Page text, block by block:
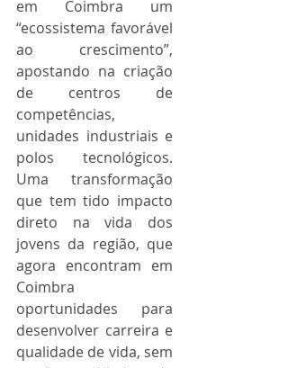
em Coimbra um
“ecossistema favorável
ao crescimento”,
apostando na criação
de centros de
competências,
unidades industriais e
polos tecnológicos.
Uma transformação
que tem tido impacto
direto na vida dos
jovens da região, que
agora encontram em
Coimbra
oportunidades para
desenvolver carreira e
qualidade de vida, sem